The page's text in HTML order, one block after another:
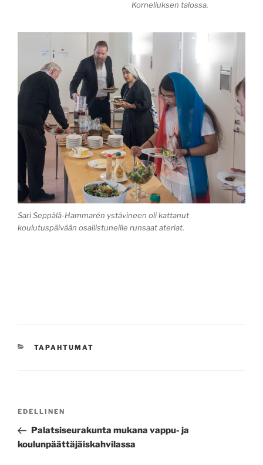
Korneliuksen talossa.
Sari Seppälä-Hammarén ystävineen oli kattanut
koulutuspäivään osallistuneille runsaat ateriat.
KATEGORIAT
TAPAHTUMAT
Artikkelien
Edellinen
artikkeli
EDELLINEN
Palatsiseurakunta mukana vappu- ja
koulunpäättäjäiskahvilassa